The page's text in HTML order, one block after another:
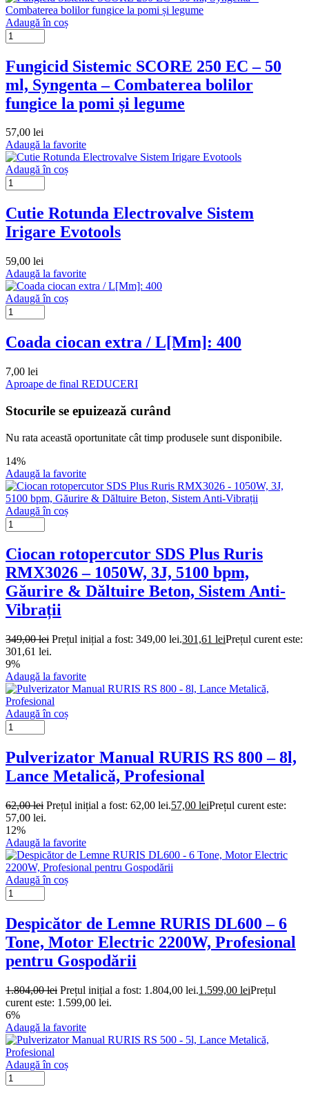
Adaugă în coș
Fungicid Sistemic SCORE 250 EC – 50
ml, Syngenta – Combaterea bolilor
fungice la pomi și legume
57,00 lei
Adaugă la favorite
Adaugă în coș
Cutie Rotunda Electrovalve Sistem
Irigare Evotools
59,00 lei
Adaugă la favorite
Adaugă în coș
Coada ciocan extra / L[Mm]: 400
7,00 lei
Aproape de final REDUCERI
Stocurile se epuizează curând
Nu rata această oportunitate cât timp produsele sunt disponibile.
14%
Adaugă la favorite
Adaugă în coș
Ciocan rotopercutor SDS Plus Ruris
RMX3026 – 1050W, 3J, 5100 bpm,
Găurire & Dăltuire Beton, Sistem Anti-
Vibrații
349,00lei Prețul inițial a fost: 349,00 lei.301,61 leiPrețul curent este:
301,61 lei.
9%
Adaugă la favorite
Adaugă în coș
Pulverizator Manual RURIS RS 800 – 8l,
Lance Metalică, Profesional
62,00lei Prețul inițial a fost: 62,00 lei.57,00 leiPrețul curent este:
57,00 lei.
12%
Adaugă la favorite
Adaugă în coș
Despicător de Lemne RURIS DL600 – 6
Tone, Motor Electric 2200W, Profesional
pentru Gospodării
1.804,00lei Prețul inițial a fost: 1.804,00 lei.1.599,00 leiPrețul
curent este: 1.599,00 lei.
6%
Adaugă la favorite
Adaugă în coș